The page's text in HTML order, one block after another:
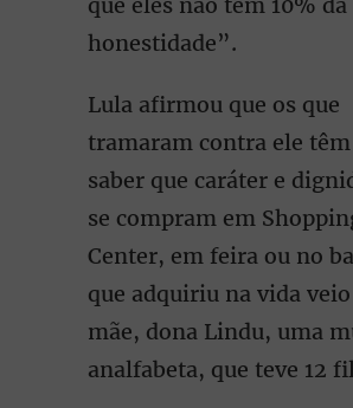
honestidade”.
Lula afirmou que os que
tramaram contra ele têm
saber que caráter e
se compram em
Center, em feira ou no
que adquiriu na vida veio
mãe, dona Lindu, uma
analfabeta, que teve 12